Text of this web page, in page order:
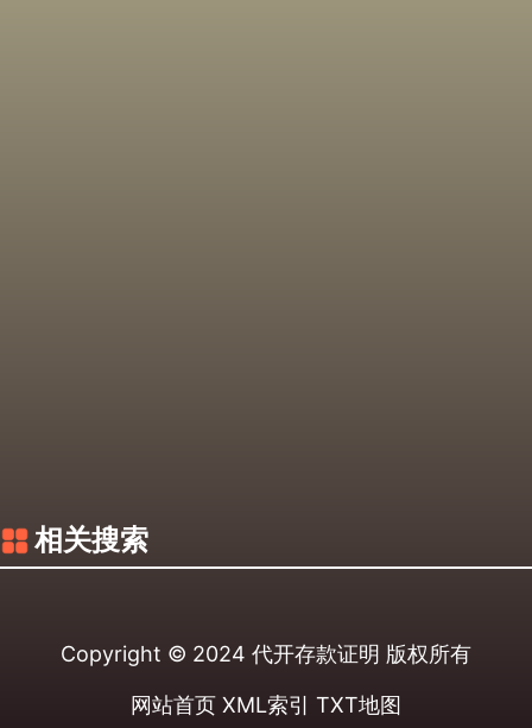
相关搜索
Copyright © 2024 代开存款证明 版权所有
网站首页 XML索引 TXT地图